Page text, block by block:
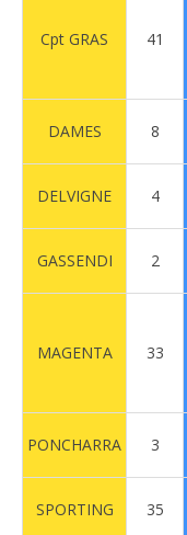
Cpt GRAS 41
DAMES 8
DELVIGNE 4
GASSENDI 2
MAGENTA 33
PONCHARRA 3
SPORTING 35